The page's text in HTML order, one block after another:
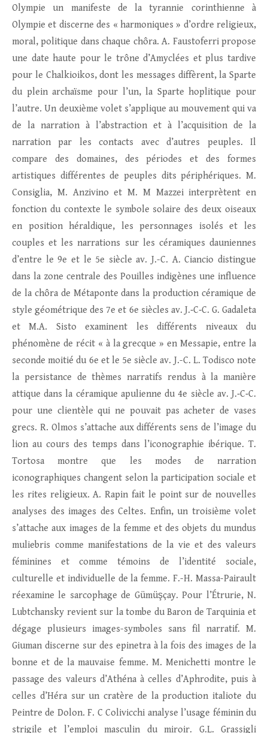
Olympie un manifeste de la tyrannie corinthienne à
Olympie et discerne des « harmoniques » d’ordre religieux,
moral, politique dans chaque chôra. A. Faustoferri propose
une date haute pour le trône d’Amyclées et plus tardive
pour le Chalkioikos, dont les messages diffèrent, la Sparte
du plein archaïsme pour l’un, la Sparte hoplitique pour
l’autre. Un deuxième volet s’applique au mouvement qui va
de la narration à l’abstraction et à l’acquisition de la
narration par les contacts avec d’autres peuples. Il
compare des domaines, des périodes et des formes
artistiques différentes de peuples dits périphériques. M.
Consiglia, M. Anzivino et M. M Mazzei interprètent en
fonction du contexte le symbole solaire des deux oiseaux
en position héraldique, les personnages isolés et les
couples et les narrations sur les céramiques dauniennes
d’entre le 9e et le 5e siècle av. J.-C. A. Ciancio distingue
dans la zone centrale des Pouilles indigènes une influence
de la chôra de Métaponte dans la production céramique de
style géométrique des 7e et 6e siècles av. J.‑C‑C. G. Gadaleta
et M.A. Sisto examinent les différents niveaux du
phénomène de récit « à la grecque » en Messapie, entre la
seconde moitié du 6e et le 5e siècle av. J.-C. L. Todisco note
la persistance de thèmes narratifs rendus à la manière
attique dans la céramique apulienne du 4e siècle av. J.‑C‑C.
pour une clientèle qui ne pouvait pas acheter de vases
grecs. R. Olmos s’attache aux différents sens de l’image du
lion au cours des temps dans l’iconographie ibérique. T.
Tortosa montre que les modes de narration
iconographiques changent selon la participation sociale et
les rites religieux. A. Rapin fait le point sur de nouvelles
analyses des images des Celtes. Enfin, un troisième volet
s’attache aux images de la femme et des objets du mundus
muliebris comme manifestations de la vie et des valeurs
féminines et comme témoins de l’identité sociale,
culturelle et individuelle de la femme. F.-H. Massa-Pairault
réexamine le sarcophage de Gümüşçay. Pour l’Étrurie, N.
Lubtchansky revient sur la tombe du Baron de Tarquinia et
dégage plusieurs images-symboles sans fil narratif. M.
Giuman discerne sur des epinetra à la fois des images de la
bonne et de la mauvaise femme. M. Menichetti montre le
passage des valeurs d’Athéna à celles d’Aphrodite, puis à
celles d’Héra sur un cratère de la production italiote du
Peintre de Dolon. F. C Colivicchi analyse l’usage féminin du
strigile et l’emploi masculin du miroir. G.L. Grassigli